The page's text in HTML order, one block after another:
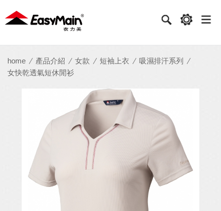
衣
力
美
實home 產品介紹 女款 短袖上衣
吸濕排汗系列
女快乾透氣短休閒衫